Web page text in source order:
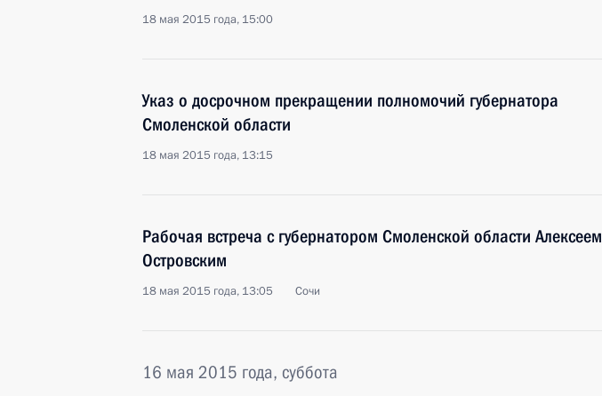
18 мая 2015 года, 15:00
Указ о досрочном прекращении полномочий губернатора
Смоленской области
18 мая 2015 года, 13:15
Рабочая встреча с губернатором Смоленской области Алексеем
Островским
18 мая 2015 года, 13:05 Сочи
16 мая 2015 года, суббота